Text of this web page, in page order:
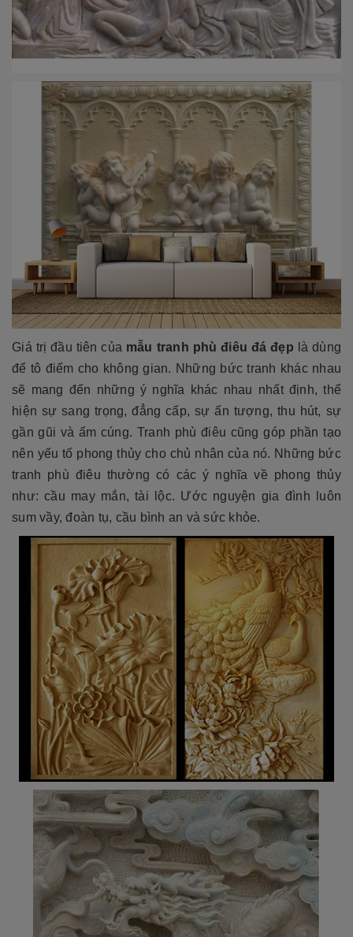
Giá trị đầu tiên của mẫu tranh phù điêu đá đẹp là dùng
để tô điểm cho không gian. Những bức tranh khác nhau
sẽ mang đến những ý nghĩa khác nhau nhất định, thể
hiện sự sang trọng, đẳng cấp, sự ấn tượng, thu hút, sự
gần gũi và ấm cúng. Tranh phù điêu cũng góp phần tạo
nên yếu tố phong thủy cho chủ nhân của nó. Những bức
tranh phù điêu thường có các ý nghĩa về phong thủy
như: cầu may mắn, tài lộc. Ước nguyện gia đình luôn
sum vầy, đoàn tụ, cầu bình an và sức khỏe.